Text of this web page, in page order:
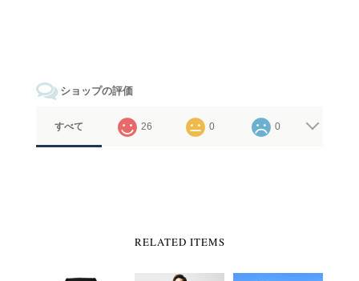
ショップの評価
すべて 26 0 0
RELATED ITEMS